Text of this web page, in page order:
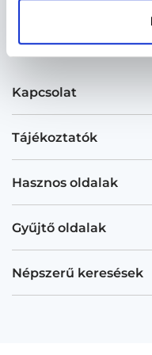
Kapcsolat
Tájékoztatók
Hasznos oldalak
Gyűjtő oldalak
Népszerű keresések